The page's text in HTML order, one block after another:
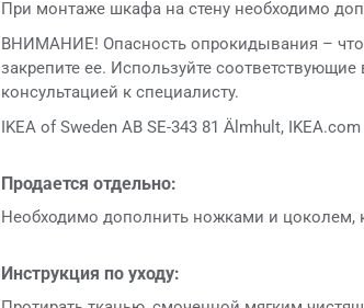
При монтаже шкафа на стену необходимо
ВНИМАНИЕ! Опасность опрокидывания –
закрепите ее. Используйте
консультацией к специалисту.
IKEA of Sweden AB SE-343 81 Älmhult, IKEA.com
Продается отдельно:
Необходимо дополнить ножками и цоколем,
Инструкция по уходу: